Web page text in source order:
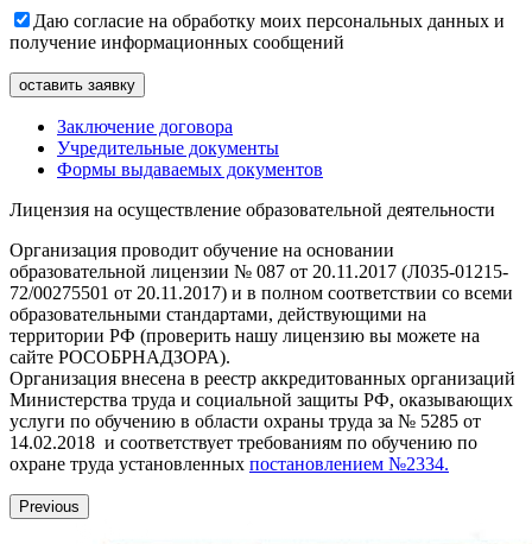
Даю согласие на обработку моих персональных данных и
получение информационных сообщений
Заключение договора
Учредительные документы
Формы выдаваемых документов
Лицензия на осуществление образовательной деятельности
Организация проводит обучение на основании
образовательной лицензии № 087 от 20.11.2017 (Л035-01215-
72/00275501 от 20.11.2017) и в полном соответствии со всеми
образовательными стандартами, действующими на
территории РФ (проверить нашу лицензию вы можете на
сайте РОСОБРНАДЗОРА).
Организация внесена в реестр аккредитованных организаций
Министерства труда и социальной защиты РФ, оказывающих
услуги по обучению в области охраны труда за № 5285 от
14.02.2018 и соответствует требованиям по обучению по
охране труда установленных постановлением №2334.
Previous